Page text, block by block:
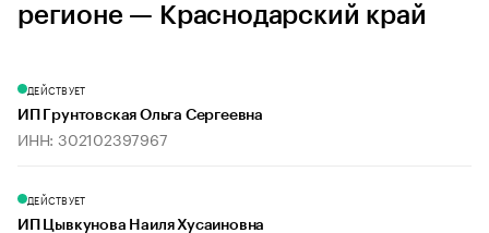
регионе — Краснодарский край
ДЕЙСТВУЕТ
ИП Грунтовская Ольга Сергеевна
ИНН: 302102397967
ДЕЙСТВУЕТ
ИП Цывкунова Наиля Хусаиновна